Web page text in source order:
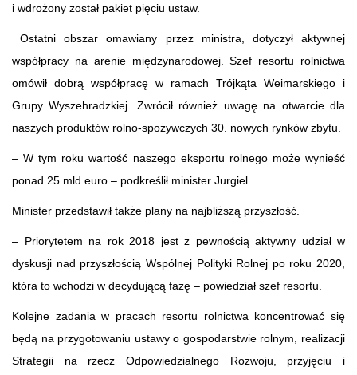
i wdrożony został pakiet pięciu ustaw.
Ostatni obszar omawiany przez ministra, dotyczył aktywnej
współpracy na arenie międzynarodowej. Szef resortu rolnictwa
omówił dobrą współpracę w ramach Trójkąta Weimarskiego i
Grupy Wyszehradzkiej. Zwrócił również uwagę na otwarcie dla
naszych produktów rolno-spożywczych 30. nowych rynków zbytu.
– W tym roku wartość naszego eksportu rolnego może wynieść
ponad 25 mld euro – podkreślił minister Jurgiel.
Minister przedstawił także plany na najbliższą przyszłość.
– Priorytetem na rok 2018 jest z pewnością aktywny udział w
dyskusji nad przyszłością Wspólnej Polityki Rolnej po roku 2020,
która to wchodzi w decydującą fazę – powiedział szef resortu.
Kolejne zadania w pracach resortu rolnictwa koncentrować się
będą na przygotowaniu ustawy o gospodarstwie rolnym, realizacji
Strategii na rzecz Odpowiedzialnego Rozwoju, przyjęciu i